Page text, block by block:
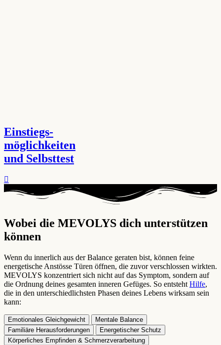
Einstiegs-
möglichkeiten
und Selbsttest
Wobei die MEVOLYS dich unterstützen
können ​
Wenn du innerlich aus der Balance geraten bist, können feine
energetische Anstösse Türen öffnen, die zuvor verschlossen wirkten.
MEVOLYS konzentriert sich nicht auf das Symptom, sondern auf
die Ordnung deines gesamten inneren Gefüges. So entsteht Hilfe,
die in den unterschiedlichsten Phasen deines Lebens wirksam sein
kann:
Emotionales Gleichgewicht
Mentale Balance
Familiäre Herausforderungen
Energetischer Schutz
Körperliches Empfinden & Schmerzverarbeitung